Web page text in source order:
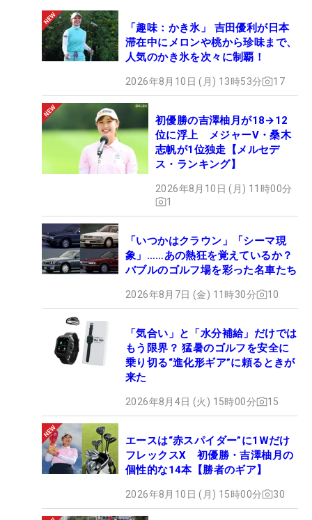
「趣味：かき氷」 吉田優利が日本
滞在中にメロンや桃から珍味まで、
人気のかき氷を次々に制覇！
2026年8月10日 (月) 13時53分 17
初優勝の吉澤柚月が18→12
位に浮上 メジャーV・桑木
志帆が1位独走【メルセデ
ス・ランキング】
2026年8月10日 (月) 11時00分
1
「いつかはクラウン」「シーマ現
象」……あの熱狂を覚えているか？
バブルのゴルフ場を彩った名車たち
2026年8月7日 (金) 11時30分 10
「気合い」と「水分補給」だけでは
もう限界？ 猛暑のゴルフを安全に
乗り切る“進化形ギア”に頼るときが
来た
2026年8月4日 (火) 15時00分 15
エースは“赤スパイダー”に1Wだけ
フレックスX 初優勝・吉澤柚月の
個性的な14本【勝者のギア】
2026年8月10日 (月) 15時00分 30